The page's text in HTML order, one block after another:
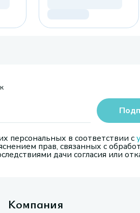
персональных в соответствии с
прав, связанных с
дачи согласия или
Компания